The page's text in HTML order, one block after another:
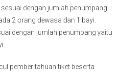
dengan jumlah penumpang
2 orang dewasa dan 1 bayi.
dengan jumlah penumpang yaitu
pemberitahuan tiket beserta